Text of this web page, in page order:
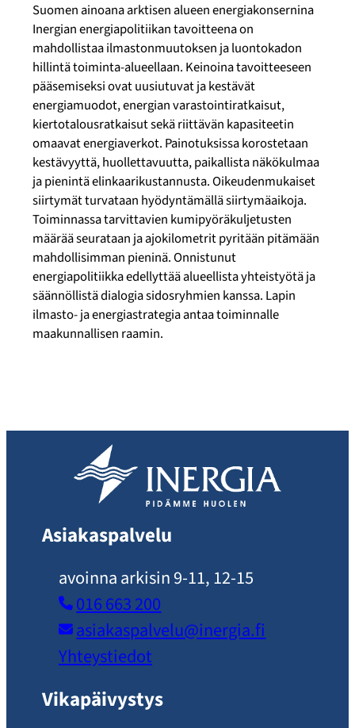
Suomen ainoana arktisen alueen energiakonsernina
Inergian energiapolitiikan tavoitteena on
mahdollistaa ilmastonmuutoksen ja luontokadon
hillintä toiminta-alueellaan. Keinoina tavoitteeseen
pääsemiseksi ovat uusiutuvat ja kestävät
energiamuodot, energian varastointiratkaisut,
kiertotalousratkaisut sekä riittävän kapasiteetin
omaavat energiaverkot. Painotuksissa korostetaan
kestävyyttä, huollettavuutta, paikallista näkökulmaa
ja pienintä elinkaarikustannusta. Oikeudenmukaiset
siirtymät turvataan hyödyntämällä siirtymäaikoja.
Toiminnassa tarvittavien kumipyöräkuljetusten
määrää seurataan ja ajokilometrit pyritään pitämään
mahdollisimman pieninä. Onnistunut
energiapolitiikka edellyttää alueellista yhteistyötä ja
säännöllistä dialogia sidosryhmien kanssa. Lapin
ilmasto- ja energiastrategia antaa toiminnalle
maakunnallisen raamin.
Asiakaspalvelu
avoinna arkisin 9-11, 12-15
016 663 200
asiakaspalvelu​@inergia.fi
Yhteystiedot
Vikapäivystys